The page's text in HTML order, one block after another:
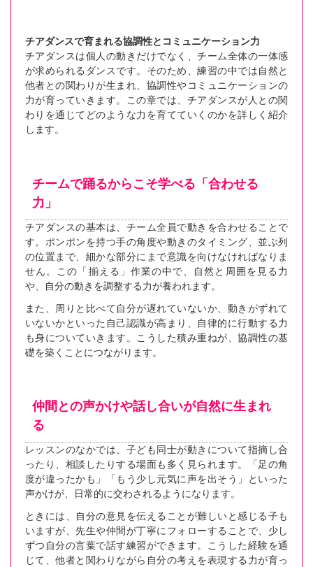
チアダンスで育まれる協調性とコミュニケーション力
チアダンスは個人の動きだけでなく、チーム全体の一体感
が求められるダンスです。そのため、練習の中では自然と
他者との関わりが生まれ、協調性やコミュニケーションの
力が育っていきます。この章では、チアダンスが人との関
わりを通じてどのような力を育てていくのかを詳しく紹介
します。
チームで踊るからこそ学べる「合わせる
力」
チアダンスの基本は、チーム全員で動きを合わせることで
す。ポンポンを持つ手の角度や動きのタイミング、並ぶ列
の位置まで、細かな部分にまで意識を向けなければなりま
せん。この「揃える」作業の中で、自然と周囲を見る力
や、自分の動きを調整する力が養われます。
また、周りと比べて自分が遅れていないか、動きがずれて
いないかといった自己認識が高まり、自律的に行動する力
も身についていきます。こうした積み重ねが、協調性の基
礎を築くことにつながります。
仲間との声かけや話し合いが自然に生まれ
る
レッスンのなかでは、子ども同士が動きについて指摘し合
ったり、相談したりする場面も多く見られます。「足の角
度が違ったかも」「もう少し元気に声を出そう」といった
声かけが、日常的に交わされるようになります。
ときには、自分の意見を伝えることが難しいと感じる子も
いますが、先生や仲間が丁寧にフォローすることで、少し
ずつ自分の言葉で話す練習ができます。こうした経験を通
じて、他者と関わりながら自分の考えを表現する力が育っ